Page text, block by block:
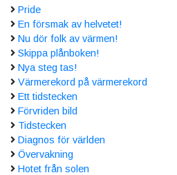
Pride
En försmak av helvetet!
Nu dör folk av värmen!
Skippa plånboken!
Nya steg tas!
Värmerekord på värmerekord
Ett tidstecken
Förvriden bild
Tidstecken
Diagnos för världen
Övervakning
Hotet från solen